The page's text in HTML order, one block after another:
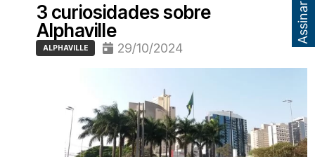
3 curiosidades sobre
Alphaville
ALPHAVILLE 29/10/2024